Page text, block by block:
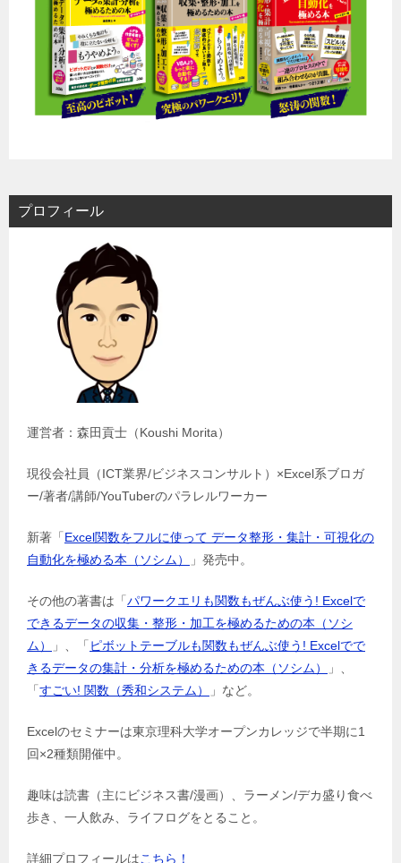
プロフィール
運営者：森田貢士（Koushi Morita）
現役会社員（ICT業界/ビジネスコンサルト）×Excel系ブロガ
ー/著者/講師/YouTuberのパラレルワーカー
新著「 Excel関数をフルに使って データ整形・集計・可視化の
自動化を極める本（ソシム）
」発売中。
その他の著書は「 パワークエリも関数もぜんぶ使う! Excelで
できるデータの収集・整形・加工を極めるための本（ソシ
ム）
」、「 ピボットテーブルも関数もぜんぶ使う! Excelでで
きるデータの集計・分析を極めるための本（ソシム）
」、
「 すごい! 関数（秀和システム） 」など。
Excelのセミナーは東京理科大学オープンカレッジで半期に1
回×2種類開催中。
趣味は読書（主にビジネス書/漫画）、ラーメン/デカ盛り食べ
歩き、一人飲み、ライフログをとること。
詳細プロフィールはこちら！